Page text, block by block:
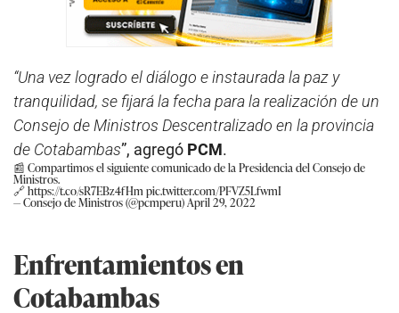
“Una vez logrado el diálogo e instaurada la paz y
tranquilidad, se fijará la fecha para la realización de un
Consejo de Ministros Descentralizado en la provincia
de Cotabambas”, agregó PCM.
📰 Compartimos el siguiente comunicado de la Presidencia del Consejo de
Ministros.
🔗https://t.co/sR7EBz4fHm pic.twitter.com/PFVZ5LfwmI
— Consejo de Ministros (@pcmperu)April 29, 2022
Enfrentamientos en
Cotabambas